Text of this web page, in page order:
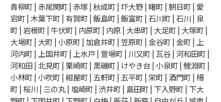
青柳町 | 赤尾関町 | 赤塚 | 秋成町 | 圷大野 | 曙町 | 朝日町 | 愛
宕町 | 木葉下町 | 有賀町 | 飯島町 | 飯富町 | 石川町 | 石川 | 泉
町 | 岩根町 | 牛伏町 | 内原町 | 内原 | 大串町 | 大足町 | 大塚町 |
大場町 | 大町 | 小原町 | 加倉井町 | 笠原町 | 金谷町 | 金町 | 上
河内町 | 上国井町 | 上水戸 | 萱場町 | 川又町 | 瓦谷 | 河和田町 |
河和田 | 北見町 | 栗崎町 | 黒磯町 | けやき台 | 小泉町 | 鯉淵町 |
小林町 | 小吹町 | 紺屋町 | 五軒町 | 五平町 | 栄町 | 酒門町 | 柵
町 | 桜川 | 三の丸 | 塩崎町 | 渋井町 | 島田町 | 下入野町 | 下大